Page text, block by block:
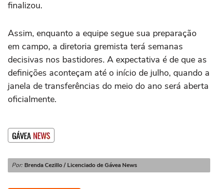
finalizou.
Assim, enquanto a equipe segue sua preparação
em campo, a diretoria gremista terá semanas
decisivas nos bastidores. A expectativa é de que as
definições aconteçam até o início de julho, quando a
janela de transferências do meio do ano será aberta
oficialmente.
Por: Brenda Cezillo / Licenciado de Gávea News